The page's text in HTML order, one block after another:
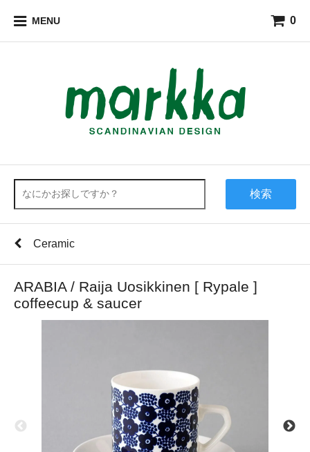
MENU 0
検索
Ceramic
ARABIA / Raija Uosikkinen [ Rypale ]
coffeecup & saucer